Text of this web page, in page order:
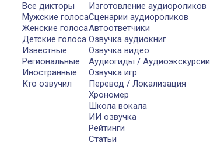
Все дикторы
Мужские голоса
Женские голоса
Детские голоса
Известные
Региональные
Иностранные
Кто озвучил
Изготовление аудиороликов
Сценарии аудиороликов
Автоответчики
Озвучка аудиокниг
Озвучка видео
Аудиогиды / Аудиоэкскурсии
Озвучка игр
Перевод / Локализация
Хрономер
Школа вокала
ИИ озвучка
Рейтинги
Статьи